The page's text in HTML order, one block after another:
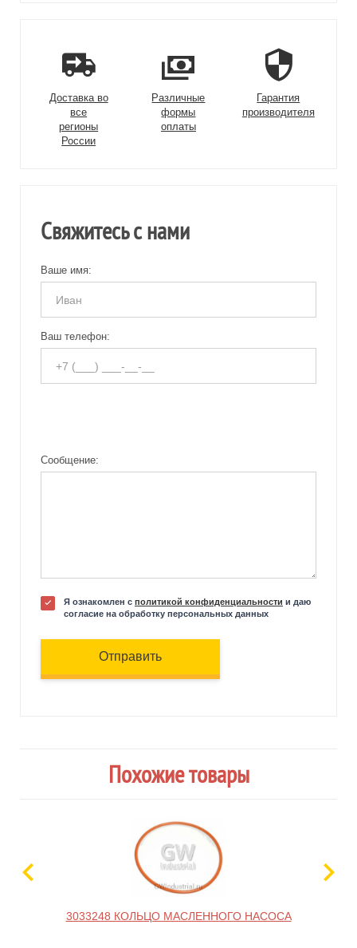
Доставка во
все
регионы
России
Различные
формы
оплаты
Гарантия
производителя
Свяжитесь с нами
Ваше имя:
Ваш телефон:
Сообщение:
Я ознакомлен с политикой конфиденциальности и даю
согласие на обработку персональных данных
Отправить
Похожие товары
3033248 КОЛЬЦО МАСЛЕННОГО НАСОСА